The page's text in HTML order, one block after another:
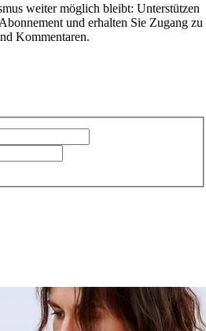
weiter möglich bleibt: Unterstützen
und erhalten Sie Zugang zu
Kommentaren.